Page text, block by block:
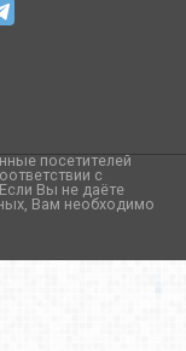
посетителей
с
Вы не даёте
Вам необходимо